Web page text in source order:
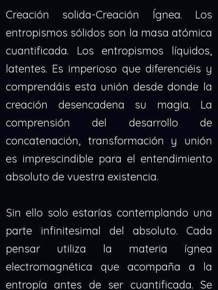
Creación solida-Creación Ígnea. Los
entropismos sólidos son la masa atómica
cuantificada. Los entropismos líquidos,
latentes. Es imperioso que diferenciéis y
comprendáis esta unión desde donde la
creación desencadena su magia. La
comprensión del desarrollo de
concatenación, transformación y unión
es imprescindible para el entendimiento
absoluto de vuestra existencia.
Sin ello solo estarías contemplando una
parte infinitesimal del absoluto. Cada
pensar utiliza la materia ígnea
electromagnética que acompaña a la
entropía antes de ser cuantificada. Se